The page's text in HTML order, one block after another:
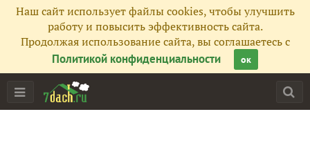
Наш сайт использует файлы cookies, чтобы улучшить
работу и повысить эффективность сайта.
Продолжая использование сайта, вы соглашаетесь с
Политикой конфиденциальности
ок